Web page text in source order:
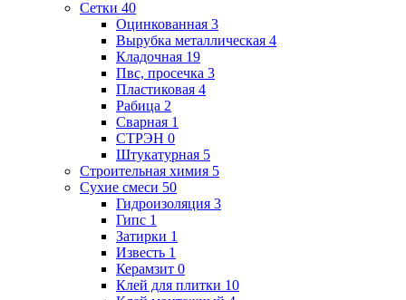
Сетки 40
Оцинкованная 3
Вырубка металлическая 4
Кладочная 19
Пвс, просечка 3
Пластиковая 4
Рабица 2
Сварная 1
СТРЭН 0
Штукатурная 5
Строительная химия 5
Сухие смеси 50
Гидроизоляция 3
Гипс 1
Затирки 1
Известь 1
Керамзит 0
Клей для плитки 10